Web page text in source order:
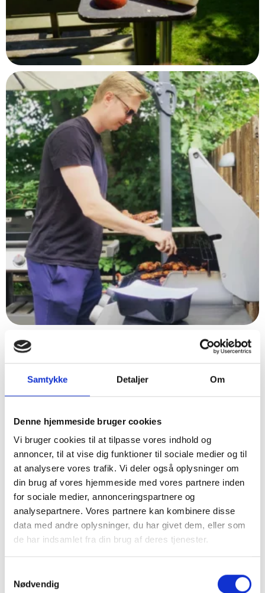
Samtykke Detaljer Om
Denne hjemmeside bruger cookies
Vi bruger cookies til at tilpasse vores indhold og
annoncer, til at vise dig funktioner til sociale medier og til
at analysere vores trafik. Vi deler også oplysninger om
din brug af vores hjemmeside med vores partnere inden
for sociale medier, annonceringspartnere og
analysepartnere. Vores partnere kan kombinere disse
data med andre oplysninger, du har givet dem, eller som
de har indsamlet fra din brug af deres tjenester.
Nødvendig
familien bag verdenskortet
Verdenskortet er en familieejet attraktion og har
været det lige fra begyndelsen. Driften af hele
Verden er gået i arv fra generation til generation, helt
fra Søren Poulsen og til nu, hvor Verdenskortet har
været i familien i hele 3 generationer.
I 1969 slutter Søren Poulsens eventyr. Hans
brorsøn, Helge Poulsen og hans kone Othilde
Poulsen, overtog hele hans verden og fortsatte